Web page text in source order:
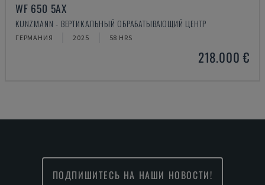
WF 650 5AX
KUNZMANN - ВЕРТИКАЛЬНЫЙ ОБРАБАТЫВАЮЩИЙ ЦЕНТР
ГЕРМАНИЯ 2025 58 HRS
218.000 €
ПОДПИШИТЕСЬ НА НАШИ НОВОСТИ!